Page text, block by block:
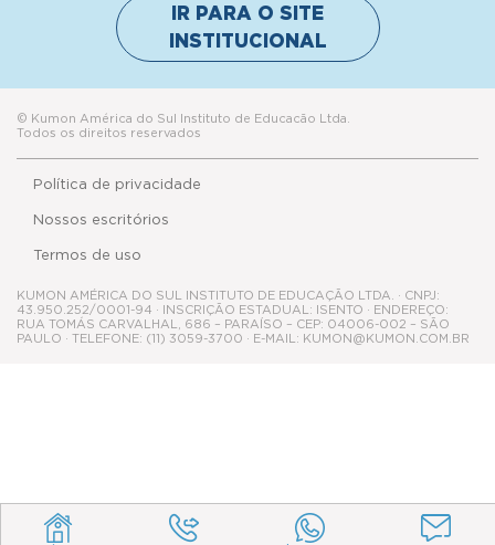
IR PARA O SITE
INSTITUCIONAL
© Kumon América do Sul Instituto de Educacão Ltda.
Todos os direitos reservados
Política de privacidade
Termos de uso
Nossos escritórios
KUMON AMÉRICA DO SUL INSTITUTO DE EDUCAÇÃO LTDA. · CNPJ:
43.950.252/0001-94 · INSCRIÇÃO ESTADUAL: ISENTO · ENDEREÇO:
RUA TOMÁS CARVALHAL, 686 – PARAÍSO – CEP: 04006-002 – SÃO
PAULO · TELEFONE: (11) 3059-3700 · E-MAIL: KUMON@KUMON.COM.BR